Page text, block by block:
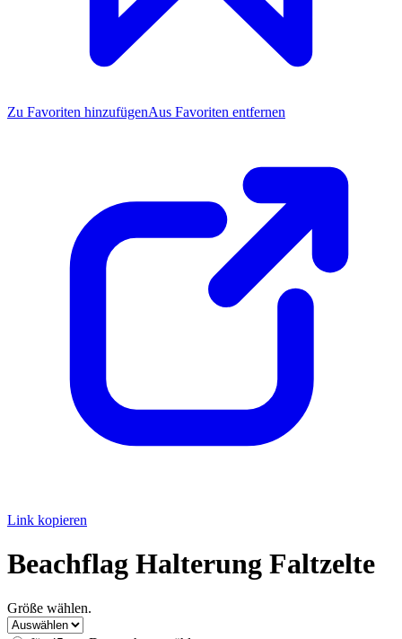
Zu Favoriten hinzufügenAus Favoriten entfernen
Link kopieren
Beachflag Halterung Faltzelte
Größe wählen.